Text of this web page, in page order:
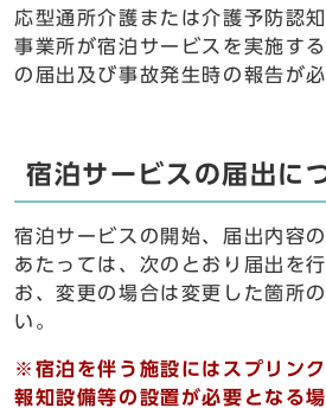
応型通所介護または介護予防認
事業所が宿泊サービスを実施す
の届出及び事故発生時の報告が
宿泊サービスの届出に
宿泊サービスの開始、届出内容
あたっては、次のとおり届出を
お、変更の場合は変更した箇所
い。
※宿泊を伴う施設にはスプリン
報知設備等の設置が必要となる